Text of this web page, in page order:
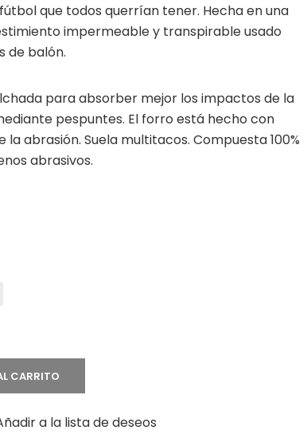
fútbol que todos querrían tener. Hecha en una
impermeable y transpirable usado
de balón.
para absorber mejor los impactos de la
pespuntes. El forro está hecho con
abrasión. Suela multitacos. Compuesta 100%
abrasivos.
CARRITO
a la lista de deseos